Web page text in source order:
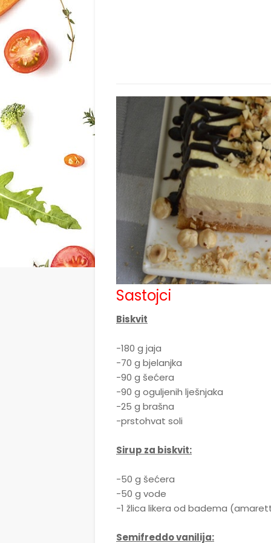
Sastojci
Biskvit
-180 g jaja
-70 g bjelanjka
-90 g šećera
-90 g oguljenih lješnjaka
-25 g brašna
-prstohvat soli
Sirup za biskvit:
-50 g šećera
-50 g vode
-1 žlica likera od badema
Semifreddo vanilija: